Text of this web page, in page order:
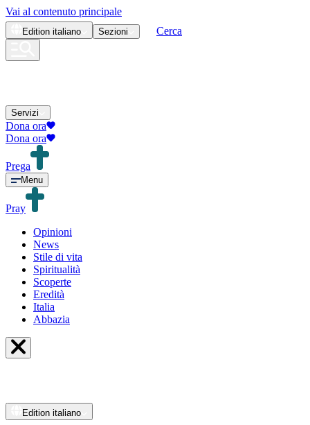
Vai al contenuto principale
Edition italiano Sezioni Cerca
Servizi
Dona ora
Dona ora
Prega
Menu
Pray
Opinioni
News
Stile di vita
Spiritualità
Scoperte
Eredità
Italia
Abbazia
Edition italiano